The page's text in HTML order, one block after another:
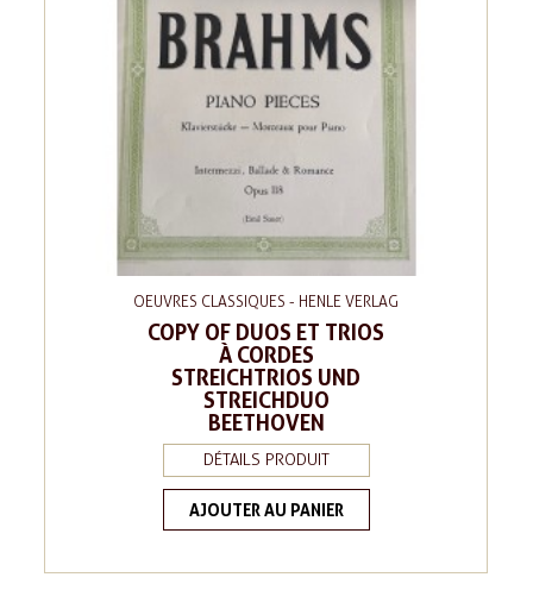
OEUVRES CLASSIQUES - HENLE VERLAG
COPY OF DUOS ET TRIOS
À CORDES
STREICHTRIOS UND
STREICHDUO
BEETHOVEN
DÉTAILS PRODUIT
AJOUTER AU PANIER